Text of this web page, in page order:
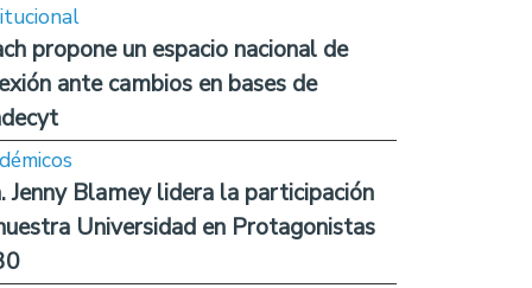
propone un espacio nacional de
ante cambios en bases de
Jenny Blamey lidera la participación
Universidad en Protagonistas